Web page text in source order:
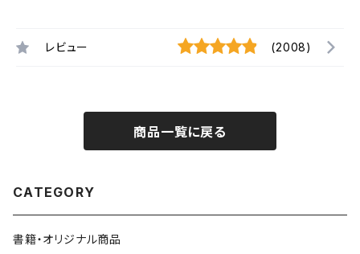
レビュー (2008)
商品一覧に戻る
CATEGORY
書籍・オリジナル商品